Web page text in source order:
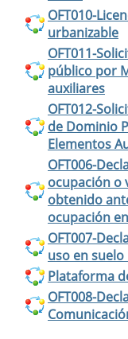
OFT010-
urbanizable
OFT011-
público por
auxiliares
OFT012-
de Dominio
Elementos
OFT006-
ocupación o
obtenido
ocupación
OFT007-
uso en
Plataforma
OFT008-